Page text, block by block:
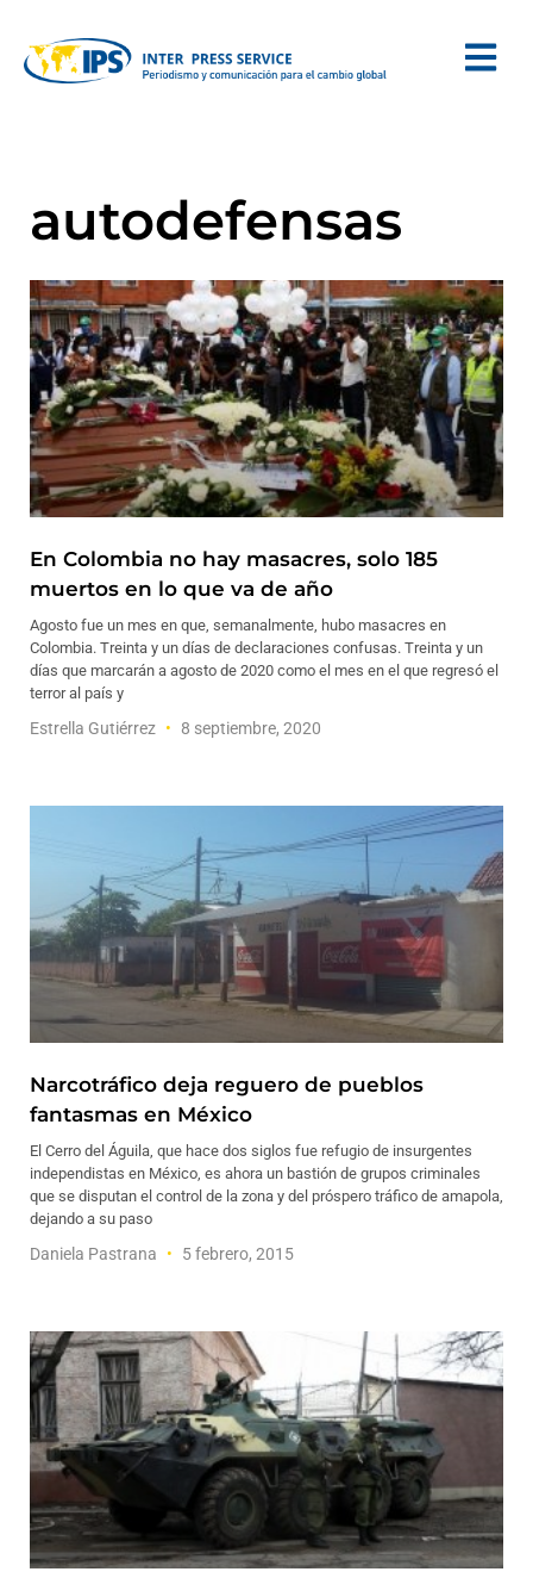
autodefensas
En Colombia no hay masacres, solo 185
muertos en lo que va de año
Agosto fue un mes en que, semanalmente, hubo masacres en
Colombia. Treinta y un días de declaraciones confusas. Treinta y un
días que marcarán a agosto de 2020 como el mes en el que regresó el
terror al país y
Estrella Gutiérrez 8 septiembre, 2020
Narcotráfico deja reguero de pueblos
fantasmas en México
El Cerro del Águila, que hace dos siglos fue refugio de insurgentes
independistas en México, es ahora un bastión de grupos criminales
que se disputan el control de la zona y del próspero tráfico de amapola,
dejando a su paso
Daniela Pastrana 5 febrero, 2015